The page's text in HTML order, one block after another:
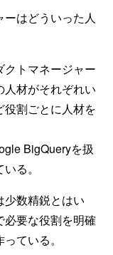
はどういった人
トマネージャー
人材がそれぞれい
役割ごとに人材を
BigQueryを扱
る。
少数精鋭とはい
必要な役割を明確
ている。